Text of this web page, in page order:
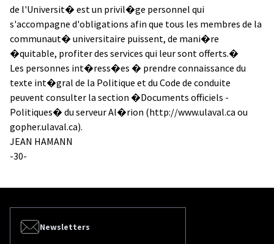
de l'Universit� est un privil�ge personnel qui
s'accompagne d'obligations afin que tous les membres de la
communaut� universitaire puissent, de mani�re
�quitable, profiter des services qui leur sont offerts.�
Les personnes int�ress�es � prendre connaissance du
texte int�gral de la Politique et du Code de conduite
peuvent consulter la section �Documents officiels -
Politiques� du serveur Al�rion (http://www.ulaval.ca ou
gopher.ulaval.ca).
JEAN HAMANN
-30-
Newsletters